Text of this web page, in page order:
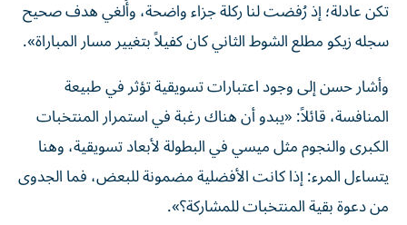
تكن عادلة؛ إذ رُفضت لنا ركلة جزاء واضحة، وأُلغي هدف صحيح
سجله زيكو مطلع الشوط الثاني كان كفيلاً بتغيير مسار المباراة».
وأشار حسن إلى وجود اعتبارات تسويقية تؤثر في طبيعة
المنافسة، قائلاً: «يبدو أن هناك رغبة في استمرار المنتخبات
الكبرى والنجوم مثل ميسي في البطولة لأبعاد تسويقية، وهنا
يتساءل المرء: إذا كانت الأفضلية مضمونة للبعض، فما الجدوى
من دعوة بقية المنتخبات للمشاركة؟».